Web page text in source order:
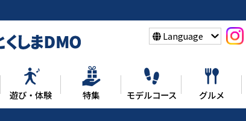
Language
遊び・体験 特集 モデルコース グルメ